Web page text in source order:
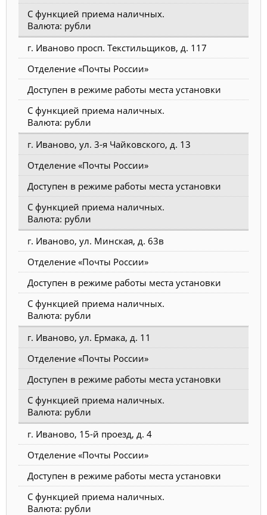
С функцией приема наличных.
Валюта: рубли
г. Иваново просп. Текстильщиков, д. 117
Отделение «Почты России»
Доступен в режиме работы места установки
С функцией приема наличных.
Валюта: рубли
г. Иваново, ул. 3-я Чайковского, д. 13
Отделение «Почты России»
Доступен в режиме работы места установки
С функцией приема наличных.
Валюта: рубли
г. Иваново, ул. Минская, д. 63в
Отделение «Почты России»
Доступен в режиме работы места установки
С функцией приема наличных.
Валюта: рубли
г. Иваново, ул. Ермака, д. 11
Отделение «Почты России»
Доступен в режиме работы места установки
С функцией приема наличных.
Валюта: рубли
г. Иваново, 15-й проезд, д. 4
Отделение «Почты России»
Доступен в режиме работы места установки
С функцией приема наличных.
Валюта: рубли